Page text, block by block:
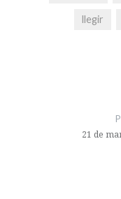
llegir
21 de